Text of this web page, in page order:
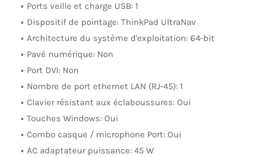
Ports veille et charge USB: 1
Dispositif de pointage: ThinkPad UltraNav
Architecture du système d'exploitation: 64-bit
Pavé numérique: Non
Port DVI: Non
Nombre de port ethernet LAN (RJ-45): 1
Clavier résistant aux éclaboussures: Oui
Touches Windows: Oui
Combo casque / microphone Port: Oui
AC adaptateur puissance: 45 W